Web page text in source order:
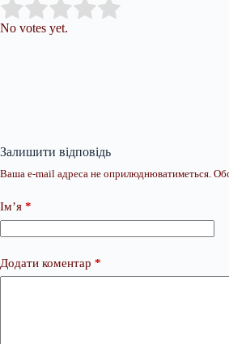
Rate this item:
No votes yet.
Залишити відповідь
Ваша e-mail адреса не оприлюднюватиметься.
Ім’я *
Додати коментар *